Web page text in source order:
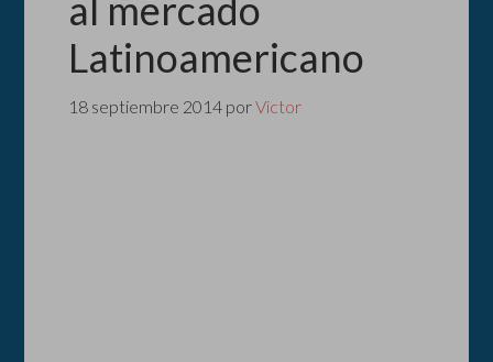
al mercado
Latinoamericano
18 septiembre 2014 porVictor